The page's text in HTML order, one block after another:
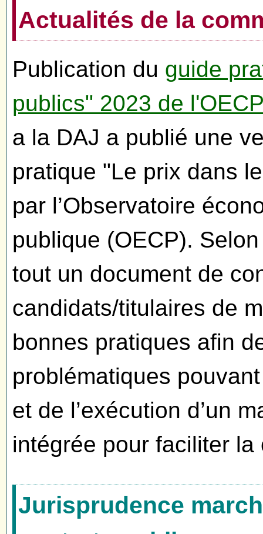
Actualités de la
Publication du guide
publics" 2023 de
a la DAJ a publié une
pratique "Le prix dans
par l’Observatoire
publique (OECP).
tout un document de
candidats/titulaires de
bonnes pratiques afin
problématiques
et de l’exécution d’un
intégrée pour faciliter
Jurisprudence